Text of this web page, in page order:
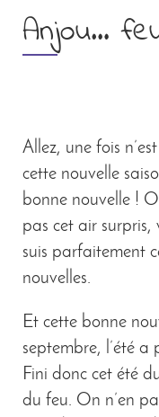
Anjou…
Allez, une fois
cette nouvelle
bonne nouvelle !
pas cet air
suis parfaitement
nouvelles.
Et cette bonne
septembre, l’été a
Fini donc cet été
du feu. On n’en